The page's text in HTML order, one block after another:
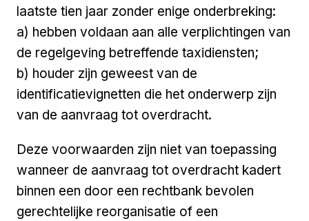
laatste tien jaar zonder enige onderbreking:
a) hebben voldaan aan alle verplichtingen van
de regelgeving betreffende taxidiensten;
b) houder zijn geweest van de
identificatievignetten die het onderwerp zijn
van de aanvraag tot overdracht.
Deze voorwaarden zijn niet van toepassing
wanneer de aanvraag tot overdracht kadert
binnen een door een rechtbank bevolen
gerechtelijke reorganisatie of een